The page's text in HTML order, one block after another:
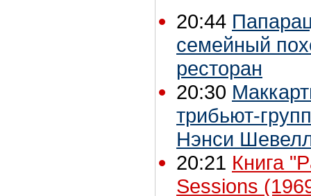
20:44
семейный
ресторан
20:30
трибьют-
Нэнси
20:21 Книга
Sessions